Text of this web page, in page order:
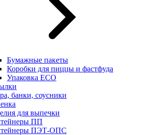
Бумажные пакеты
Коробки для пиццы и фастфуда
Упаковка ECO
банки, соусники
для выпечки
ПП
ПЭТ-ОПС